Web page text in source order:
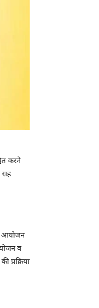
करने
सह
आयोजन
व
प्रक्रिया